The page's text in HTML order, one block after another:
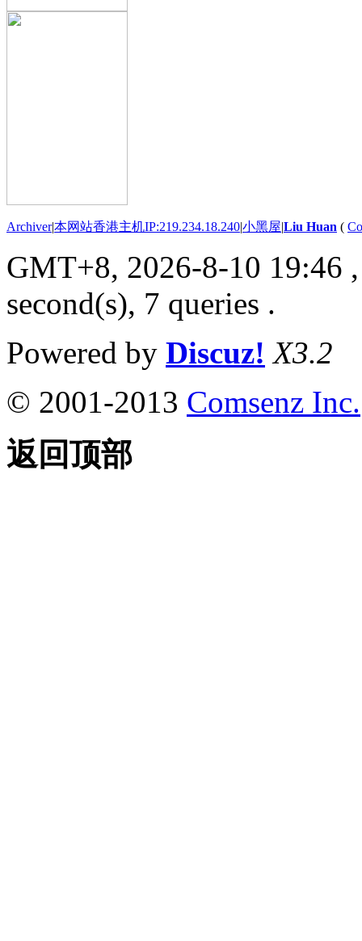
Archiver|本网站香港主机IP:219.234.18.240|小黑屋|Liu Huan (
GMT+8, 2026-8-10 19:46
second(s), 7 queries .
Powered by Discuz! X3.2
© 2001-2013 Comsenz Inc.
返回顶部